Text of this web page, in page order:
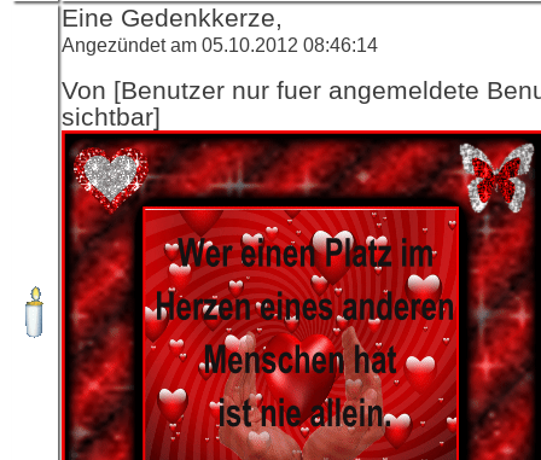
Eine Gedenkkerze,
Angezündet am 05.10.2012 08:46:14
Von [Benutzer nur fuer angemeldete
sichtbar]